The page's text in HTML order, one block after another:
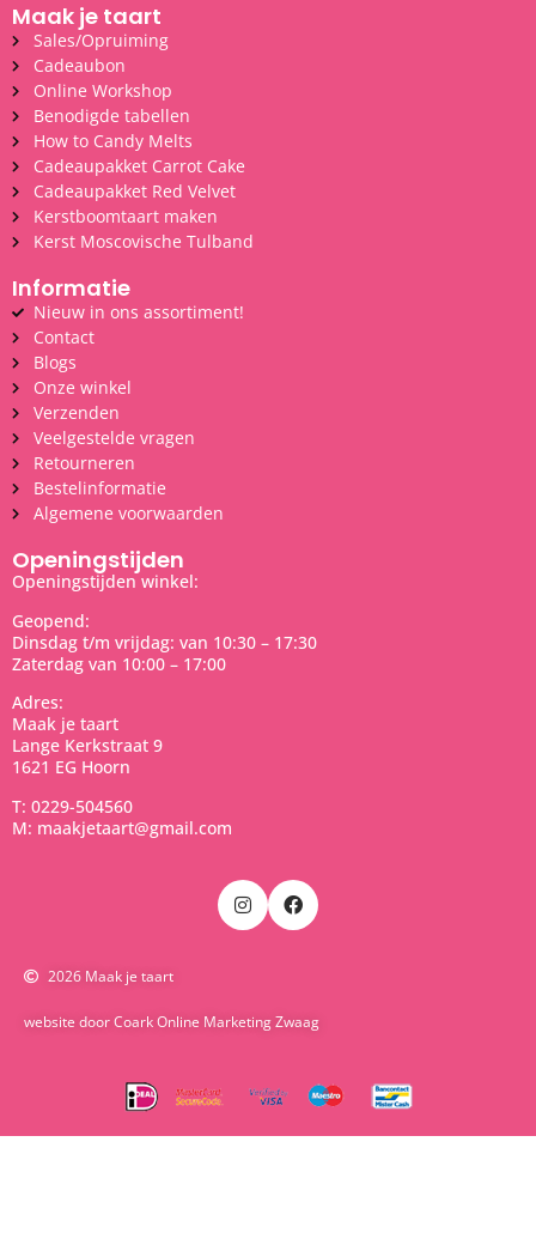
Maak je taart
Sales/Opruiming
Cadeaubon
Online Workshop
Benodigde tabellen
How to Candy Melts
Cadeaupakket Carrot Cake
Cadeaupakket Red Velvet
Kerstboomtaart maken
Kerst Moscovische Tulband
Informatie
Nieuw in ons assortiment!
Contact
Blogs
Onze winkel
Verzenden
Veelgestelde vragen
Retourneren
Bestelinformatie
Algemene voorwaarden
Openingstijden
Openingstijden winkel:
Geopend:
Dinsdag t/m vrijdag: van 10:30 – 17:30
Zaterdag van 10:00 – 17:00
Adres:
Maak je taart
Lange Kerkstraat 9
1621 EG Hoorn
T: 0229-504560
M: maakjetaart@gmail.com
2026 Maak je taart
website door Coark Online Marketing Zwaag